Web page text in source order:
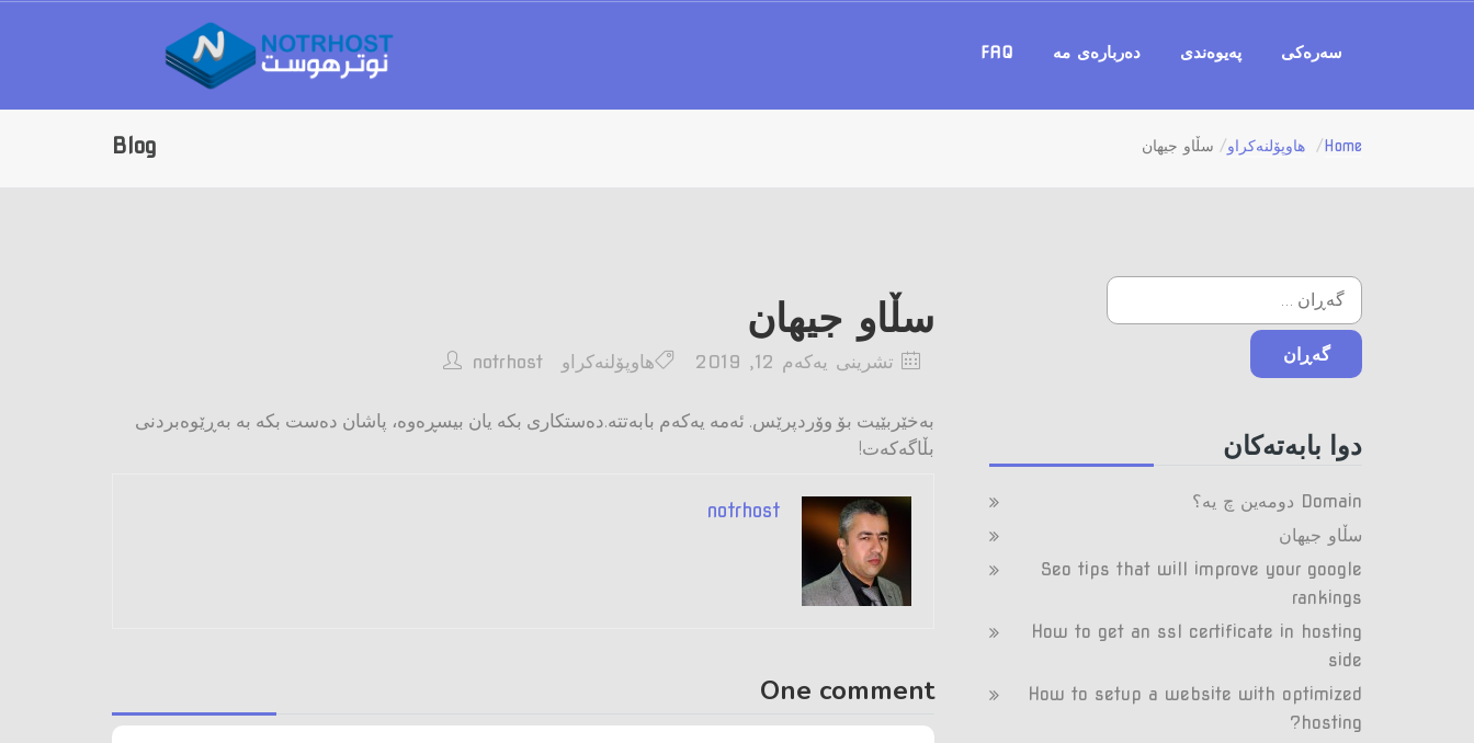
FAQ ده‌رباره‌ی مه‌ په‌یوه‌ندی سه‌ره‌كی
Blog Home هاوپۆلنه‌كراو سڵاو جیهان
سڵاو جیهان
تشرینی یه‌كه‌م 12, 2019 هاوپۆلنه‌كراو notrhost
به‌خێربێیت بۆ وۆردپرێس. ئه‌مه‌ یه‌که‌م بابه‌تته‌.ده‌ستکاری بکه‌ یان بیسڕه‌وه‌، پاشان ده‌ست بکه‌ به‌ به‌ڕێوه‌بردنی
بڵاگه‌که‌ت!
notrhost
One comment
دوا بابه‌ته‌کان
Domain دومه‌ین چ یه‌؟
سڵاو جیهان
Seo tips that will improve your google
rankings
How to get an ssl certificate in hosting
side
How to setup a website with optimized
hosting?